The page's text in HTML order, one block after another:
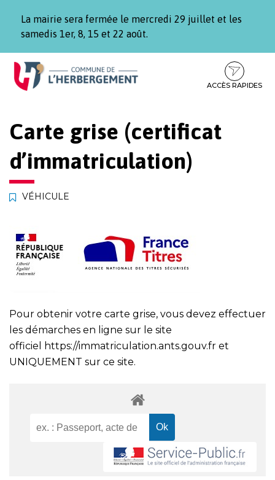
La mairie sera fermée le mercredi 29 juillet et les
samedis 1er, 8, 15 et 22 août.
Aller
Aller
contenu
Aller
pied
ACCÈS RAPIDES
Carte grise (certificat
d’immatriculation)
VÉHICULE
Pour obtenir votre carte grise, vous devez effectuer
les démarches en ligne sur le site
officiel
https://immatriculation.ants.gouv.fr et
UNIQUEMENT sur ce site.